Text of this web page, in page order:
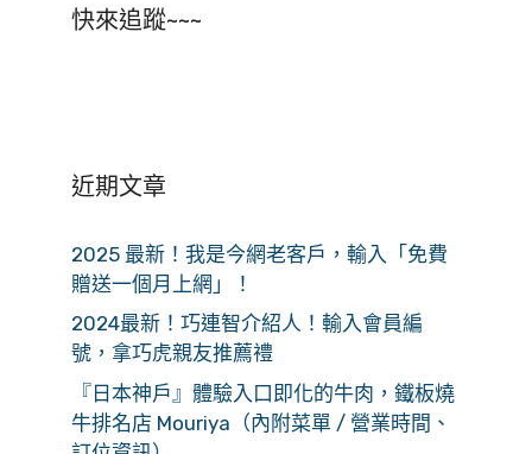
快來追蹤~~~
近期文章
2025 最新！我是今網老客戶，輸入「免費
贈送一個月上網」！
2024最新！巧連智介紹人！輸入會員編
號，拿巧虎親友推薦禮
『日本神戶』體驗入口即化的牛肉，鐵板燒
牛排名店 Mouriya（內附菜單 / 營業時間、